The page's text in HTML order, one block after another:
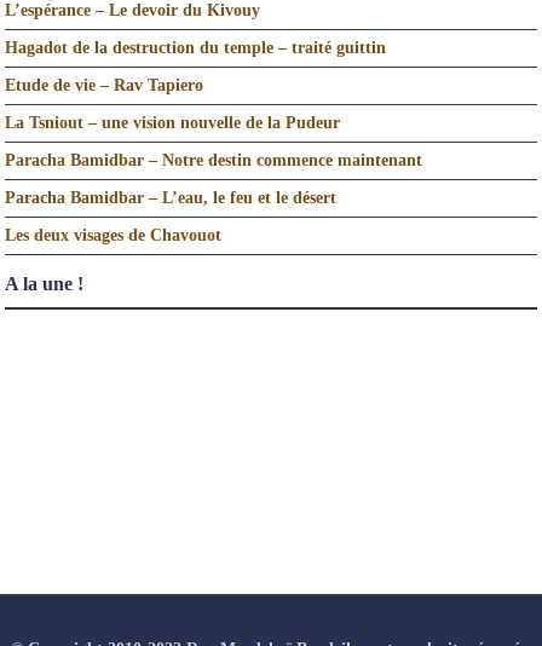
L’espérance – Le devoir du Kivouy
Hagadot de la destruction du temple – traité guittin
Etude de vie – Rav Tapiero
La Tsniout – une vision nouvelle de la Pudeur
Paracha Bamidbar – Notre destin commence maintenant
Paracha Bamidbar – L’eau, le feu et le désert
Les deux visages de Chavouot
A la une !